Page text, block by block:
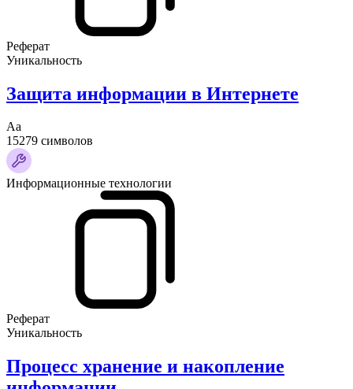
Реферат
Уникальность
Защита информации в Интернете
Аа
15279 символов
Информационные технологии
Реферат
Уникальность
Процесс хранение и накопление